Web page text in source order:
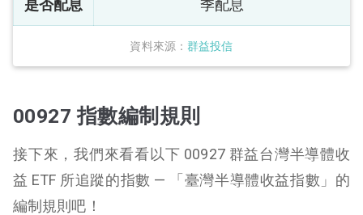
資料來源：群益投信
是否配息 季配息
00927 指數編制規則
接下來，我們來看看以下 00927 群益台灣半導體收
益 ETF 所追蹤的指數 — 「臺灣半導體收益指數」的
編制規則吧！